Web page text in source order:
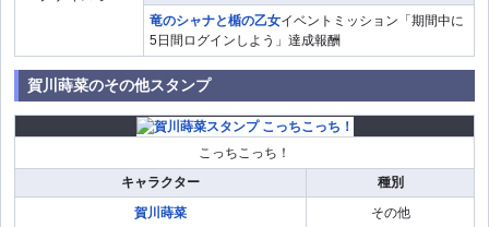
竜のシャナと楯の乙女イベントミッション「期間中に
5日間ログインしよう」達成報酬
賀川蒔菜のその他スタンプ
こっちこっち！
キャラクター
種別
賀川蒔菜
その他